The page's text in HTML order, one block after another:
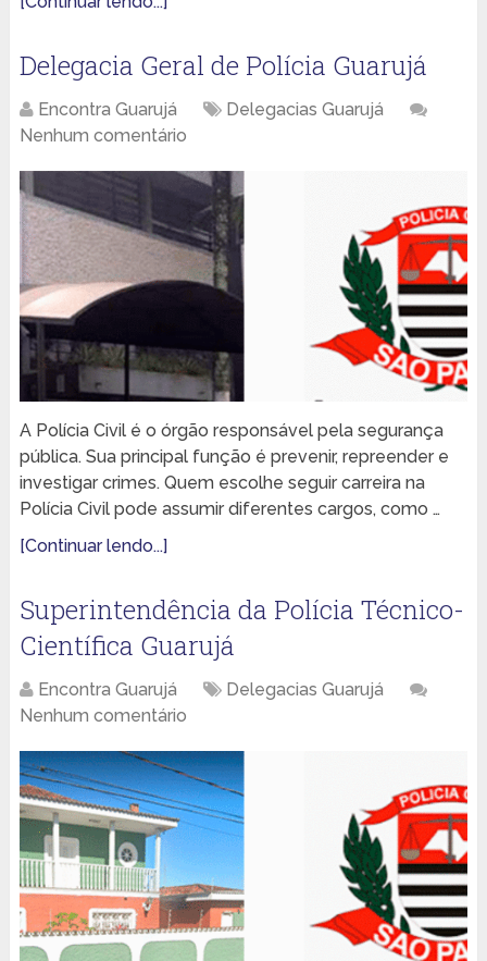
Delegacia Geral de Polícia Guarujá
Encontra Guarujá
Delegacias Guarujá
Nenhum comentário
A Polícia Civil é o órgão responsável pela segurança
pública. Sua principal função é prevenir, repreender e
investigar crimes. Quem escolhe seguir carreira na
Polícia Civil pode assumir diferentes cargos, como …
[Continuar lendo...]
Superintendência da Polícia Técnico-
Científica Guarujá
Encontra Guarujá
Delegacias Guarujá
Nenhum comentário